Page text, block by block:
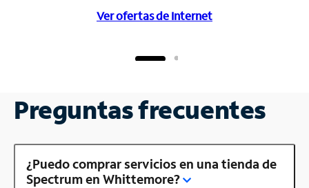
Ver ofertas de Internet
Preguntas frecuentes
¿Puedo comprar servicios en una tienda de
Spectrum en Whittemore?